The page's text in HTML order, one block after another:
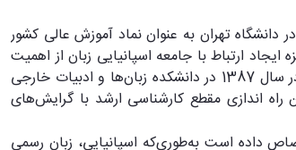
دانشگاه تهران به عنوان نماد آموزش عالی کشور
ارتباط با جامعه اسپانیایی زبان از اهمیت
خاصی برخوردار بوده است. به همین دلیل بخش آموزشی «زبان و ادبیات اسپانیایی» در سال 1387 در دانشکده زبان‌ها و ادبیات خارجی
اندازی مقطع کارشناسی ارشد با گرایش‌های
داده است‌ به‌طوری‌که اسپانیایی، زبان رسمی